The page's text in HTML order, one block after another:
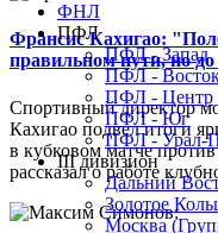
Франсис Кахигао:
правильном пути, но
Спортивный директор
Кахигао подвел итоги
в кубковом матче
рассказал о работе
ФНЛ
ПФЛ
ПФЛ - Запад
ПФЛ -
ПФЛ - Центр
ПФЛ - Юг
ПФЛ - Урал-
III дивизион
Дальний
Золотое
Москва